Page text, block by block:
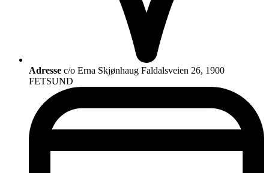
Adresse c/o Erna Skjønhaug Faldalsveien 26, 1900
FETSUND